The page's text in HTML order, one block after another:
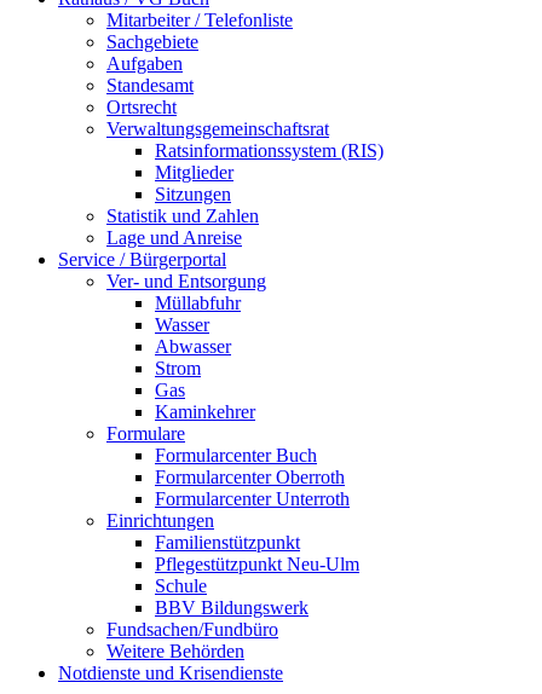
Mitarbeiter / Telefonliste
Sachgebiete
Aufgaben
Standesamt
Ortsrecht
Verwaltungsgemeinschaftsrat
Ratsinformationssystem (RIS)
Mitglieder
Sitzungen
Statistik und Zahlen
Lage und Anreise
Service / Bürgerportal
Ver- und Entsorgung
Müllabfuhr
Wasser
Abwasser
Strom
Gas
Kaminkehrer
Formulare
Formularcenter Buch
Formularcenter Oberroth
Formularcenter Unterroth
Einrichtungen
Familienstützpunkt
Pflegestützpunkt Neu-Ulm
Schule
BBV Bildungswerk
Fundsachen/Fundbüro
Weitere Behörden
Notdienste und Krisendienste